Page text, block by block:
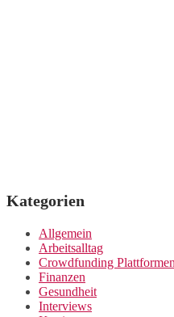
Kategorien
Allgemein
Arbeitsalltag
Crowdfunding Plattformen
Finanzen
Gesundheit
Interviews